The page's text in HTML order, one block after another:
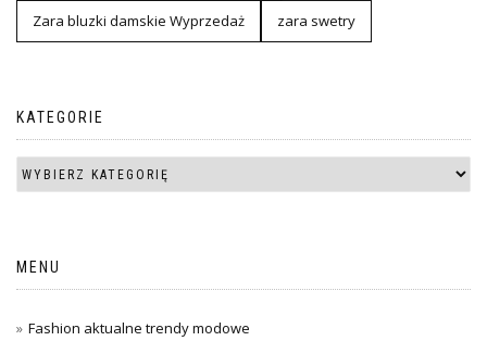
Zara bluzki damskie Wyprzedaż zara swetry
KATEGORIE
MENU
Fashion aktualne trendy modowe